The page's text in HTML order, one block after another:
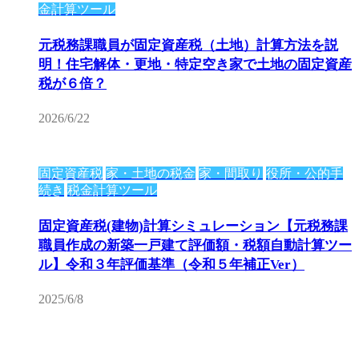
金計算ツール
元税務課職員が固定資産税（土地）計算方法を説
明！住宅解体・更地・特定空き家で土地の固定資産
税が６倍？
2026/6/22
固定資産税 家・土地の税金 家・間取り 役所・公的手
続き 税金計算ツール
固定資産税(建物)計算シミュレーション【元税務課
職員作成の新築一戸建て評価額・税額自動計算ツー
ル】令和３年評価基準（令和５年補正Ver）
2025/6/8